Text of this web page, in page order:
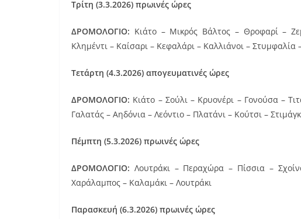
Τρίτη (3.3.2026) πρωινές ώρες
ΔΡΟΜΟΛΟΓΙΟ: Κιάτο – Μικρός Βάλτος – Θροφαρί –
Κλημέντι – Καίσαρι – Κεφαλάρι – Καλλιάνοι – Στυμφαλία
Τετάρτη (4.3.2026) απογευματινές ώρες
ΔΡΟΜΟΛΟΓΙΟ: Κιάτο – Σούλι – Κρυονέρι – Γονούσα –
Γαλατάς – Αηδόνια – Λεόντιο – Πλατάνι – Κούτσι –
Πέμπτη (5.3.2026) πρωινές ώρες
ΔΡΟΜΟΛΟΓΙΟ: Λουτράκι – Περαχώρα – Πίσσια –
Χαράλαμπος – Καλαμάκι – Λουτράκι
Παρασκευή (6.3.2026) πρωινές ώρες